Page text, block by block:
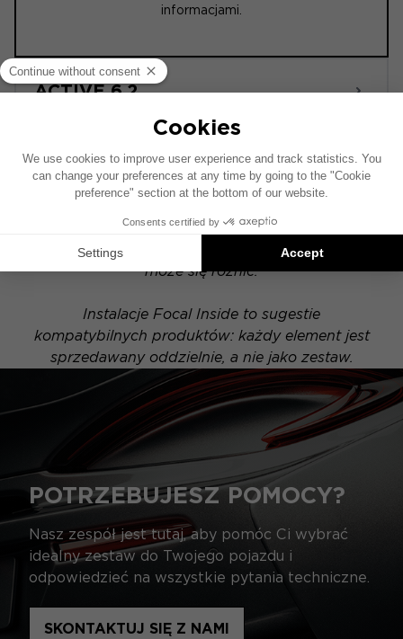
informacjami.
ACTIVE 6.2
Schemat instalacji został opracowany na
podstawie pojazdu wyposażonego w fabryczny
opcjonalny system hi-fi, rozmieszczenie
elementów przedstawionych na schemacie
może się różnić.
Instalacje Focal Inside to sugestie
kompatybilnych produktów: każdy element jest
sprzedawany oddzielnie, a nie jako zestaw.
POTRZEBUJESZ POMOCY?
Nasz zespół jest tutaj, aby pomóc Ci wybrać
idealny zestaw do Twojego pojazdu i
odpowiedzieć na wszystkie pytania techniczne.
SKONTAKTUJ SIĘ Z NAMI